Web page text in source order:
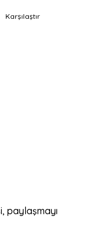
Karşılaştır
paylaşmayı